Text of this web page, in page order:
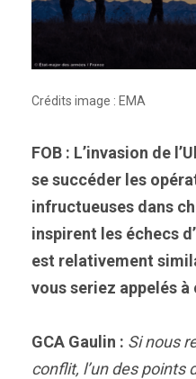
Crédits image : EMA
FOB : L’invasion de
se succéder les
infructueuses dans
inspirent les échecs
est relativement
vous seriez appelés
GCA Gaulin : Si nous
conflit, l’un des points